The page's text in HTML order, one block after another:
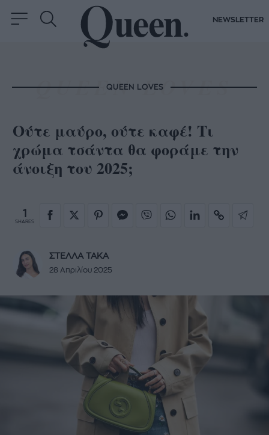
NEWSLETTER
QUEEN LOVES
Ούτε μαύρο, ούτε καφέ! Τι
χρώμα τσάντα θα φοράμε την
άνοιξη του 2025;
1
SHARES
ΣΤΕΛΛΑ ΤΑΚΑ
28 Απριλίου 2025